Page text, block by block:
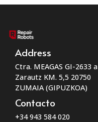
Address
Ctra. MEAGAS GI-2633 a
Zarautz KM. 5,5 20750
ZUMAIA (GIPUZKOA)
Contacto
+34 943 584 020